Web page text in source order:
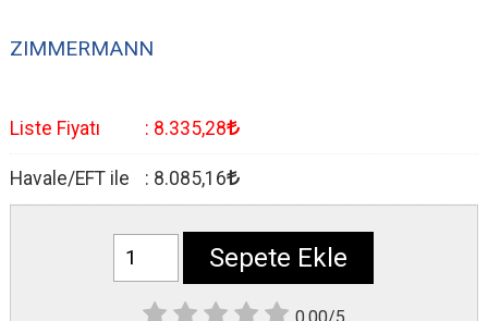
ZIMMERMANN
Liste Fiyatı : 8.335,28
Havale/EFT ile : 8.085,16
Sepete Ekle